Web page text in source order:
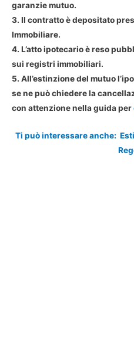
garanzie mutuo.
3. Il contratto è depositato
Immobiliare.
4. L’atto ipotecario è reso
sui registri immobiliari.
5. All’estinzione del mutuo
se ne può chiedere la
con attenzione nella guida per
Ti può interessare anche: